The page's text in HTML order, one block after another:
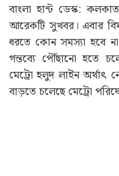
বাংলা হান্ট ডেস্ক:
আরেকটি সুখবর। এবার
ধরতে কোন সমস্যা হবে না
গন্তব্যে পৌঁছানো হতে
মেট্রো হলুদ লাইন অর্থাৎ
বাড়তে চলেছে মেট্রো